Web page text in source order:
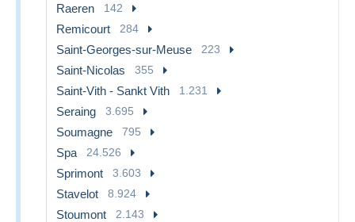
Raeren 142
Remicourt 284
Saint-Georges-sur-Meuse 223
Saint-Nicolas 355
Saint-Vith - Sankt Vith 1.231
Seraing 3.695
Soumagne 795
Spa 24.526
Sprimont 3.603
Stavelot 8.924
Stoumont 2.143